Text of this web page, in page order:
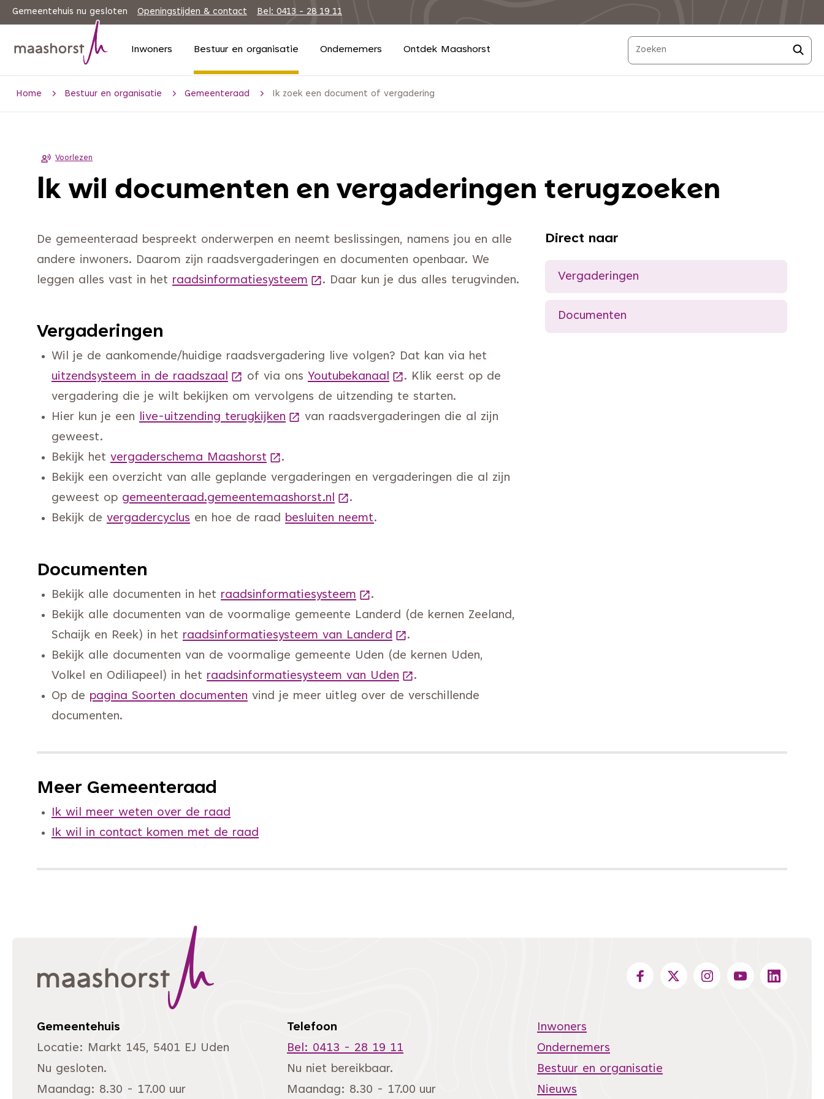
Gemeentehuis nu gesloten Openingstijden & contact Bel: 0413 - 28 19 11
Inwoners Bestuur en organisatie Ondernemers Ontdek Maashorst
Home Bestuur en organisatie Gemeenteraad Ik zoek een document of vergadering
Voorlezen
Ik wil documenten en vergaderingen terugzoeken
Direct naar
Vergaderingen
Documenten
De gemeenteraad bespreekt onderwerpen en neemt beslissingen, namens jou en alle
andere inwoners. Daarom zijn raadsvergaderingen en documenten openbaar. We
leggen alles vast in het raadsinformatiesysteem (Deze link gaat naar een andere website)
. Daar kun je dus alles terugvinden.
Vergaderingen
Wil je de aankomende/huidige raadsvergadering live volgen? Dat kan via het
uitzendsysteem in de raadszaal (Deze link gaat naar een andere website)
of via ons Youtubekanaal (Deze link gaat naar een andere website)
. Klik eerst op de
vergadering die je wilt bekijken om vervolgens de uitzending te starten.
Hier kun je een live-uitzending terugkijken (Deze link gaat naar een andere website)
van raadsvergaderingen die al zijn
geweest.
Bekijk het vergaderschema Maashorst (Deze link gaat naar een andere website)
.
Bekijk een overzicht van alle geplande vergaderingen en vergaderingen die al zijn
geweest op gemeenteraad.gemeentemaashorst.nl (Deze link gaat naar een andere website)
.
Bekijk de vergadercyclus en hoe de raad besluiten neemt.
Documenten
Bekijk alle documenten in het raadsinformatiesysteem (Deze link gaat naar een andere website)
.
Bekijk alle documenten van de voormalige gemeente Landerd (de kernen Zeeland,
Schaijk en Reek) in het raadsinformatiesysteem van Landerd (Deze link gaat naar een andere website)
.
Bekijk alle documenten van de voormalige gemeente Uden (de kernen Uden,
Volkel en Odiliapeel) in het raadsinformatiesysteem van Uden (Deze link gaat naar een andere website)
.
Op de pagina Soorten documenten vind je meer uitleg over de verschillende
documenten.
Meer Gemeenteraad
Ik wil meer weten over de raad
Ik wil in contact komen met de raad
Gemeentehuis
Locatie: Markt 145, 5401 EJ Uden
Nu gesloten.
Maandag: 8.30 - 17.00 uur
Telefoon
Bel: 0413 - 28 19 11
Nu niet bereikbaar.
Maandag: 8.30 - 17.00 uur
Inwoners
Ondernemers
Bestuur en organisatie
Nieuws